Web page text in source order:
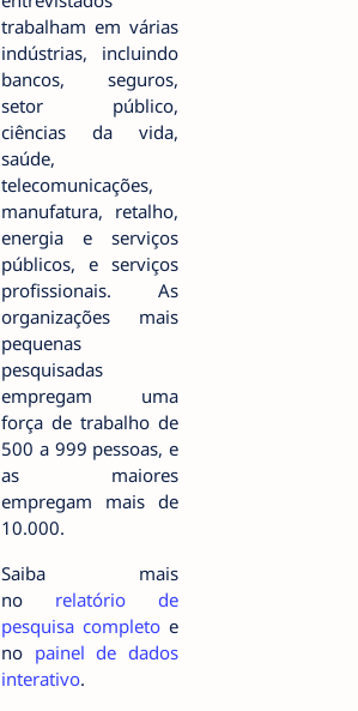
trabalham em várias
indústrias, incluindo
bancos, seguros,
setor público,
ciências da vida,
saúde,
telecomunicações,
manufatura, retalho,
energia e serviços
públicos, e serviços
profissionais. As
organizações mais
pequenas
pesquisadas
empregam uma
força de trabalho de
500 a 999 pessoas, e
as maiores
empregam mais de
10.000.
Saiba mais
no relatório de
pesquisa completo e
no painel de dados
interativo.